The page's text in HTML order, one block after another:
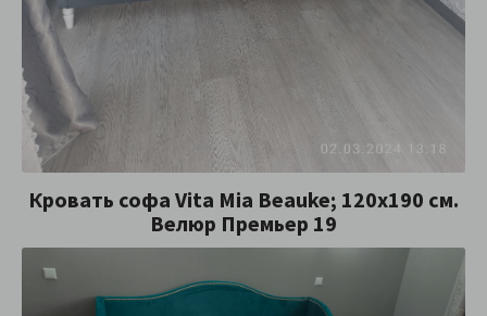
Кровать софа Vita Mia Beauke; 120х190 см.
Велюр Премьер 19